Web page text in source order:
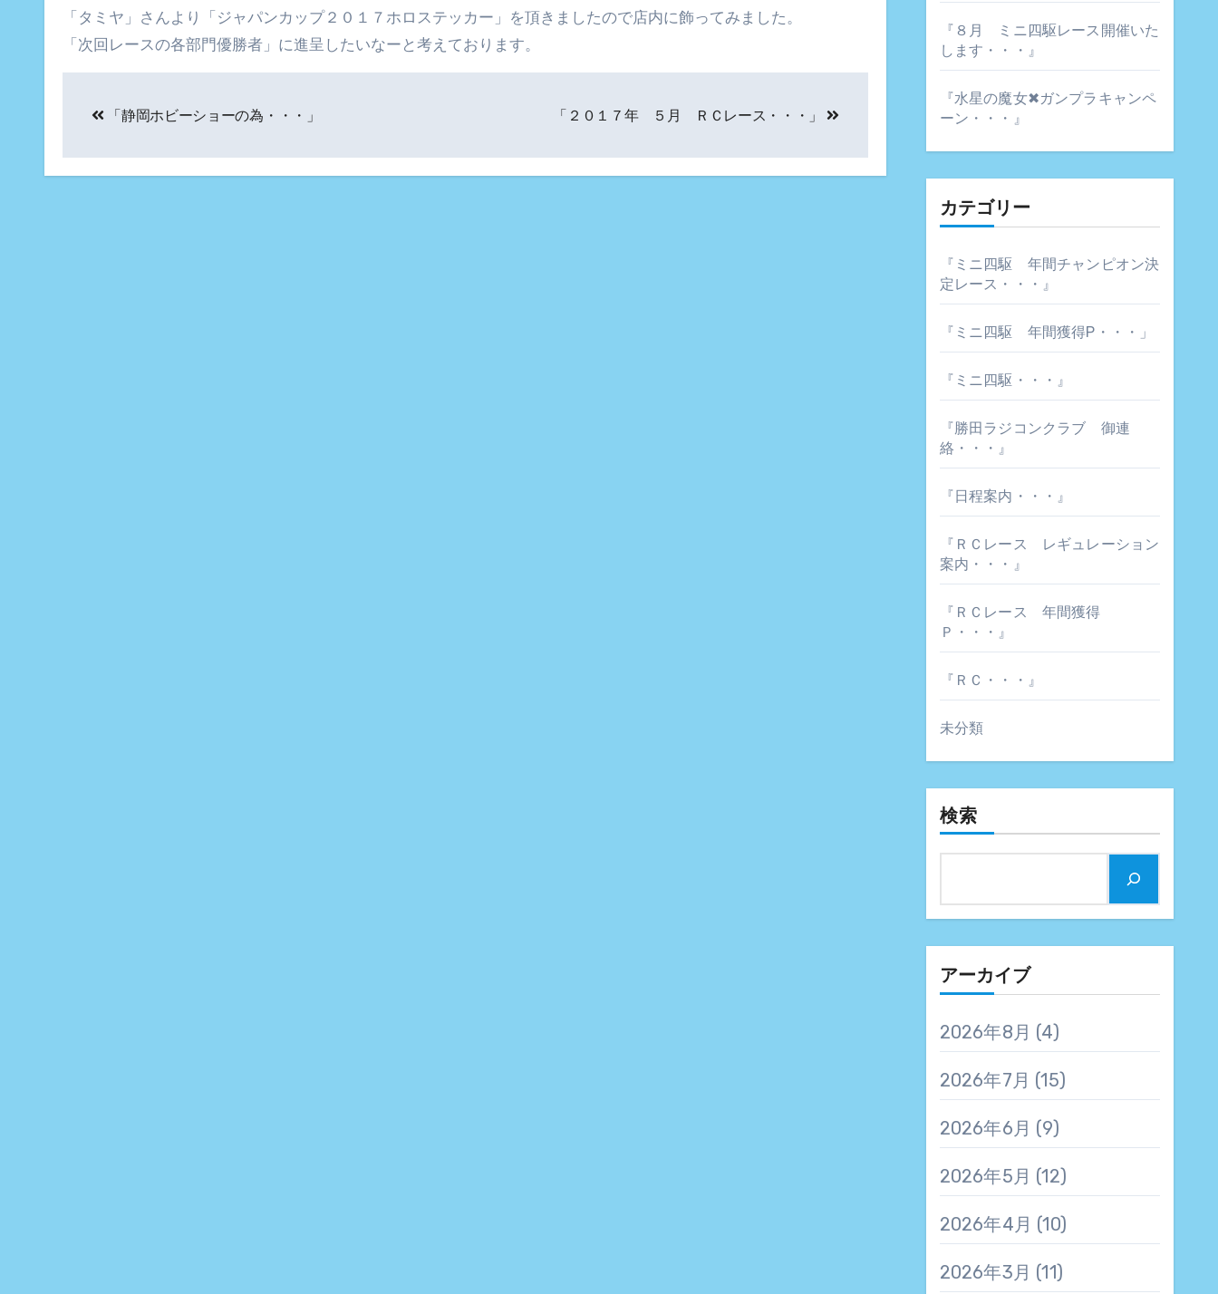
「タミヤ」さんより「ジャパンカップ２０１７ホロステッカー」を頂きましたので店内に飾ってみました。
「次回レースの各部門優勝者」に進呈したいなーと考えております。
ナ
「静岡ホビーショーの為・・・」 「２０１７年 ５月 ＲＣレース・・・」
『８月 ミニ四駆レース開催いた
します・・・』
『水星の魔女✖ガンプラキャンペ
ーン・・・』
カテゴリー
『ミニ四駆 年間チャンピオン決
定レース・・・』
『ミニ四駆 年間獲得P・・・」
『ミニ四駆・・・』
『勝田ラジコンクラブ 御連
絡・・・』
『日程案内・・・』
『ＲＣレース レギュレーション
案内・・・』
『ＲＣレース 年間獲得
Ｐ・・・』
『ＲＣ・・・』
未分類
検索
アーカイブ
2026年8月 (4)
2026年7月 (15)
2026年6月 (9)
2026年5月 (12)
2026年4月 (10)
2026年3月 (11)